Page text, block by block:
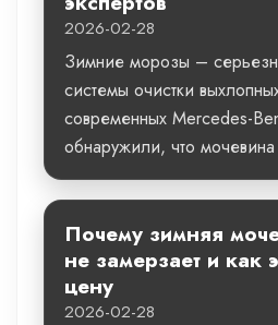
2026-02-28
Зимние морозы –
системы очистки
современных Mercedes-
обнаружили, что
Почему зимняя
не замерзает и как
цену
2026-02-28